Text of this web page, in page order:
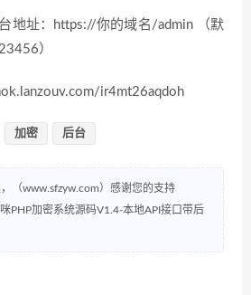
地址：https://你的域名/admin （默
）
ir4mt26aqdoh
加密 后台
（www.sfzyw.com）感谢您的支持
PHP加密系统源码V1.4-本地API接口带后